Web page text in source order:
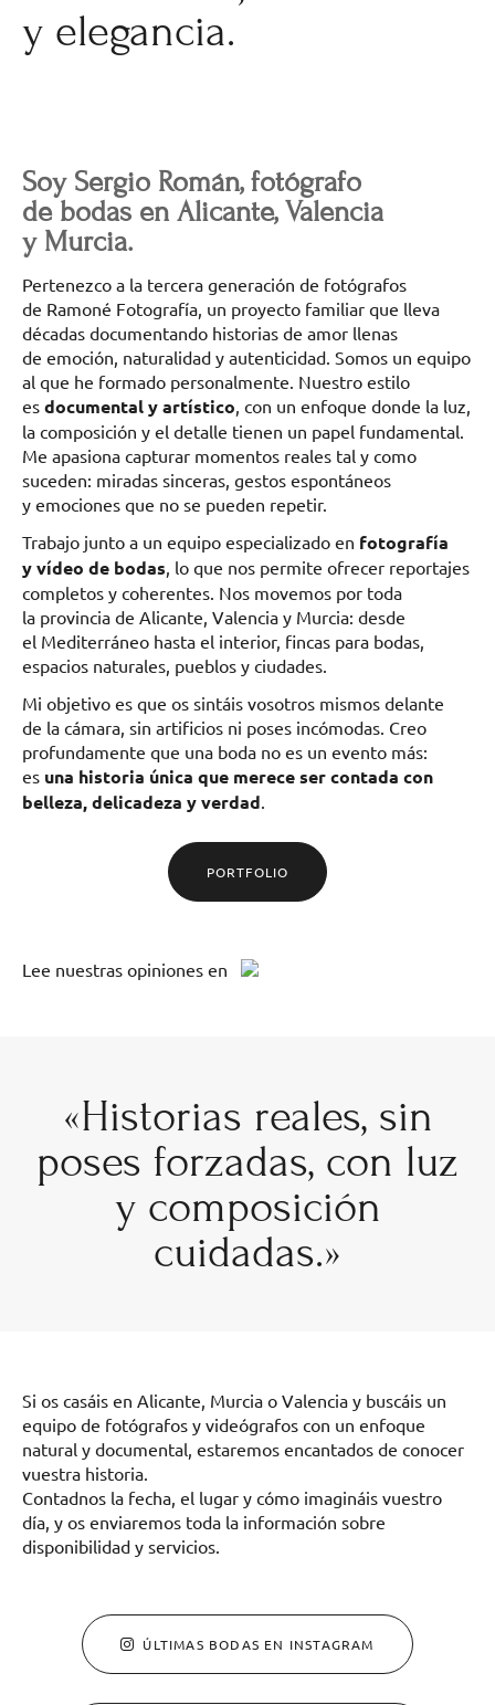
y elegancia.
Soy Sergio Román, fotógrafo
de bodas en Alicante, Valencia
y Murcia.
Pertenezco a la tercera generación de fotógrafos
de Ramoné Fotografía, un proyecto familiar que lleva
décadas documentando historias de amor llenas
de emoción, naturalidad y autenticidad. Somos un equipo
al que he formado personalmente. Nuestro estilo
es documental y artístico , con un enfoque donde la luz,
la composición y el detalle tienen un papel fundamental.
Me apasiona capturar momentos reales tal y como
suceden: miradas sinceras, gestos espontáneos
y emociones que no se pueden repetir.
Trabajo junto a un equipo especializado en fotografía
y vídeo de bodas , lo que nos permite ofrecer reportajes
completos y coherentes. Nos movemos por toda
la provincia de Alicante, Valencia y Murcia: desde
el Mediterráneo hasta el interior, fincas para bodas,
espacios naturales, pueblos y ciudades.
Mi objetivo es que os sintáis vosotros mismos delante
de la cámara, sin artificios ni poses incómodas. Creo
profundamente que una boda no es un evento más:
es una historia única que merece ser contada con
belleza, delicadeza y verdad
PORTFOLIO
Lee nuestras opiniones en
«Historias reales, sin
poses forzadas, con luz
y composición
cuidadas.»
Si os casáis en Alicante, Murcia o Valencia y buscáis un
equipo de fotógrafos y videógrafos con un enfoque
natural y documental, estaremos encantados de conocer
vuestra historia.
Contadnos la fecha, el lugar y cómo imagináis vuestro
día, y os enviaremos toda la información sobre
disponibilidad y servicios.
ÚLTIMAS BODAS EN INSTAGRAM